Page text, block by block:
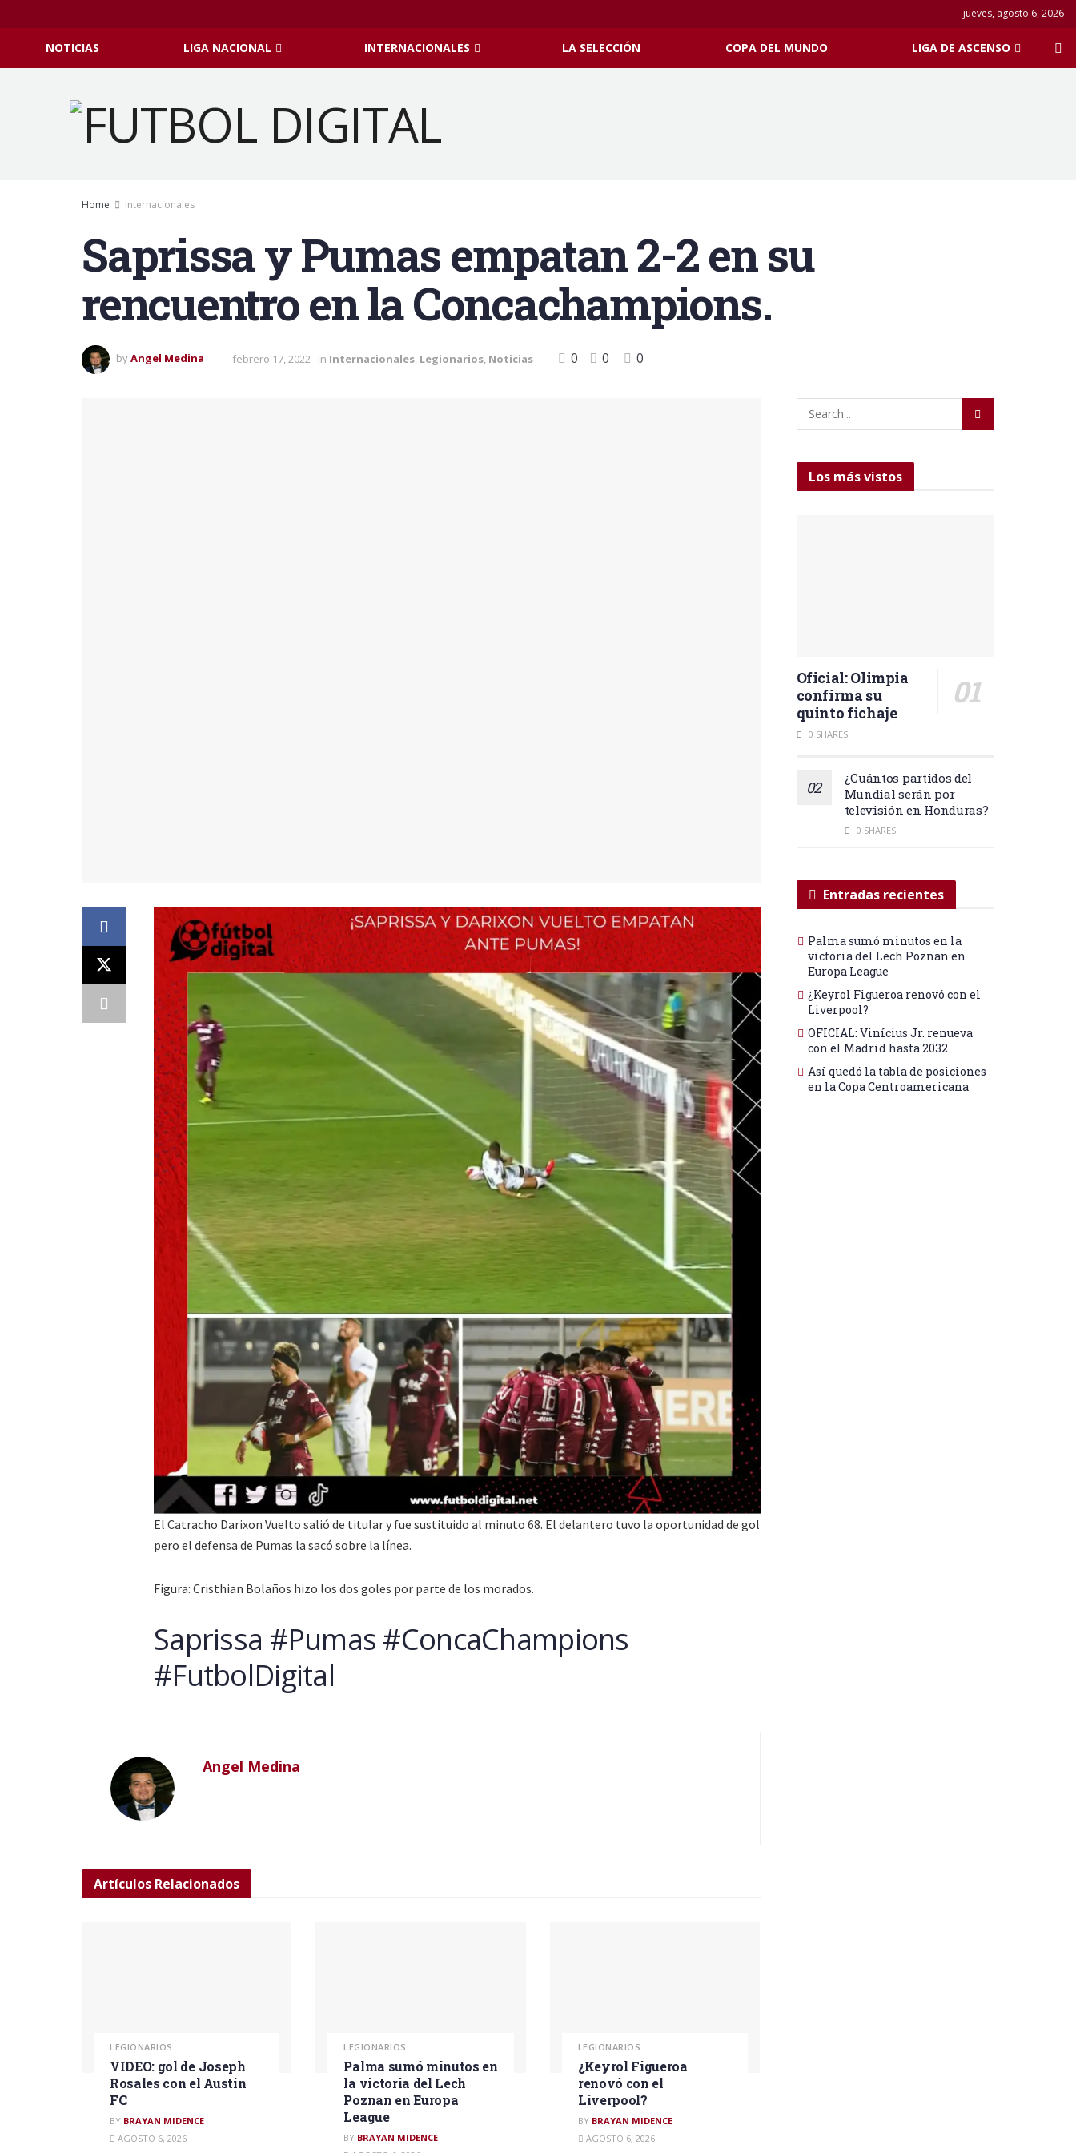
jueves, agosto 6, 2026
NOTICIAS LIGA NACIONAL INTERNACIONALES LA SELECCIÓN COPA DEL MUNDO LIGA DE ASCENSO
Home Internacionales
Saprissa y Pumas empatan 2-2 en su
rencuentro en la Concachampions.
byAngel Medina febrero 17, 2022 in Internacionales Legionarios Noticias 0 0 0
El Catracho Darixon Vuelto salió de titular y fue sustituido al minuto 68. El delantero tuvo la oportunidad de gol
pero el defensa de Pumas la sacó sobre la línea.
Figura: Cristhian Bolaños hizo los dos goles por parte de los morados.
Saprissa #Pumas #ConcaChampions
#FutbolDigital
Angel Medina
Artículos Relacionados
LEGIONARIOS
VIDEO: gol de Joseph
Rosales con el Austin
FC
BY BRAYAN MIDENCE
AGOSTO 6, 2026
LEGIONARIOS
Palma sumó minutos en
la victoria del Lech
Poznan en Europa
League
BY BRAYAN MIDENCE
LEGIONARIOS
¿Keyrol Figueroa
renovó con el
Liverpool?
BY BRAYAN MIDENCE
AGOSTO 6, 2026
Los más vistos
Oficial: Olimpia
confirma su
quinto fichaje
0 SHARES
¿Cuántos partidos del
Mundial serán por
televisión en Honduras?
0 SHARES
Entradas recientes
Palma sumó minutos en la
victoria del Lech Poznan en
Europa League
¿Keyrol Figueroa renovó con el
Liverpool?
OFICIAL: Vinícius Jr. renueva
con el Madrid hasta 2032
Así quedó la tabla de posiciones
en la Copa Centroamericana